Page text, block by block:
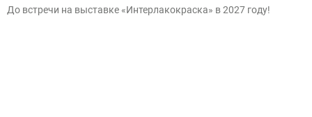
До встречи на выставке «Интерлакокраска» в 2027 году!